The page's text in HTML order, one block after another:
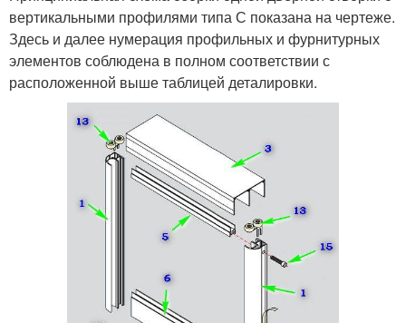
вертикальными профилями типа С показана на чертеже.
Здесь и далее нумерация профильных и фурнитурных
элементов соблюдена в полном соответствии с
расположенной выше таблицей деталировки.